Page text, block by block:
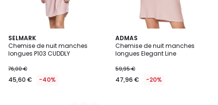
SELMARK
Chemise de nuit manches
longues P103 CUDDLY
76,00 €
45,60 € -40%
2
Couleurs
ADMAS
Chemise de nuit manches
longues Elegant Line
59,95 €
47,96 € -20%